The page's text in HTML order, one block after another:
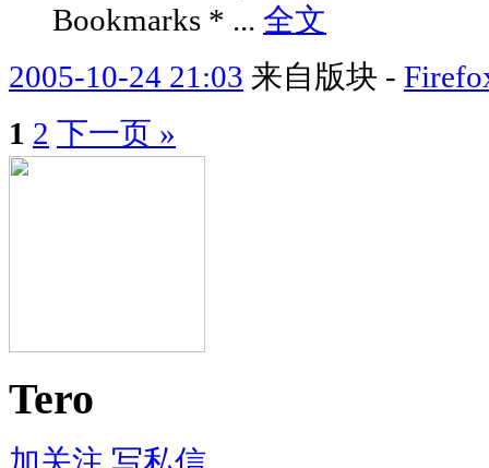
Bookmarks * ... 全文
2005-10-24 21:03 来自版块 -
1 2 下一页 »
Tero